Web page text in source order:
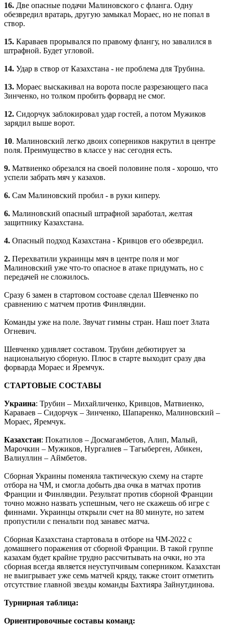
16. Две опасные подачи Малиновского с фланга. Одну
обезвредил вратарь, другую замыкал Мораес, но не попал в
створ.
15. Караваев прорывался по правому флангу, но завалился в
штрафной. Будет угловой.
14. Удар в створ от Казахстана - не проблема для Трубина.
13. Мораес выскакивал на ворота после разрезающего паса
Зинченко, но толком пробить форвард не смог.
12. Сидорчук заблокировал удар гостей, а потом Мужиков
зарядил выше ворот.
10. Малиновский легко двоих соперников накрутил в центре
поля. Преимущество в классе у нас сегодня есть.
9. Матвиенко обрезался на своей половине поля - хорошо, что
успели забрать мяч у казахов.
6. Сам Малиновский пробил - в руки киперу.
6. Малиновский опасный штрафной заработал, желтая
защитнику Казахстана.
4. Опасный подход Казахстана - Кривцов его обезвредил.
2. Перехватили украинцы мяч в центре поля и мог
Малиновский уже что-то опасное в атаке придумать, но с
передачей не сложилось.
Сразу 6 замен в стартовом состоаве сделал Шевченко по
сравнению с матчем против Финляндии.
Команды уже на поле. Звучат гимны стран. Наш поет Злата
Огневич.
Шевченко удивляет составом. Трубин дебютирует за
национальную сборную. Плюс в старте выходит сразу два
форварда Мораес и Яремчук.
СТАРТОВЫЕ СОСТАВЫ
Украина: Трубин – Михайличенко, Кривцов, Матвиенко,
Караваев – Сидорчук – Зинченко, Шапаренко, Малиновский –
Мораес, Яремчук.
Казахстан: Покатилов – Досмагамбетов, Алип, Малый,
Марочкин – Мужиков, Нургалиев – Тагыберген, Абикен,
Валиуллин – Аймбетов.
Сборная Украины поменяла тактическую схему на старте
отбора на ЧМ, и смогла добыть два очка в матчах против
Франции и Финляндии. Результат против сборной Франции
точно можно назвать успешным, чего не скажешь об игре с
финнами. Украинцы открыли счет на 80 минуте, но затем
пропустили с пенальти под занавес матча.
Сборная Казахстана стартовала в отборе на ЧМ-2022 с
домашнего поражения от сборной Франции. В такой группе
казахам будет крайне трудно рассчитывать на очки, но эта
сборная всегда является неуступчивым соперником. Казахстан
не выигрывает уже семь матчей кряду, также стоит отметить
отсутствие главной звезды команды Бахтияра Зайнутдинова.
Турнирная таблица:
Ориентировочные составы команд: